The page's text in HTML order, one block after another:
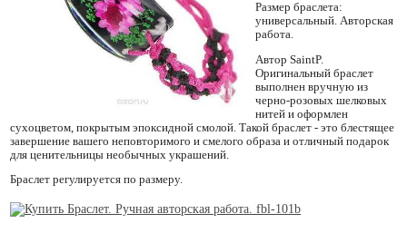
Размер браслета:
универсальный. Авторская
работа.
Автор SaintP.
Оригинальный браслет
выполнен вручную из
черно-розовых шелковых
нитей и оформлен
сухоцветом, покрытым эпоксидной смолой. Такой браслет - это блестящее
завершение вашего неповторимого и смелого образа и отличный подарок
для ценительницы необычных украшений.
Браслет регулируется по размеру.